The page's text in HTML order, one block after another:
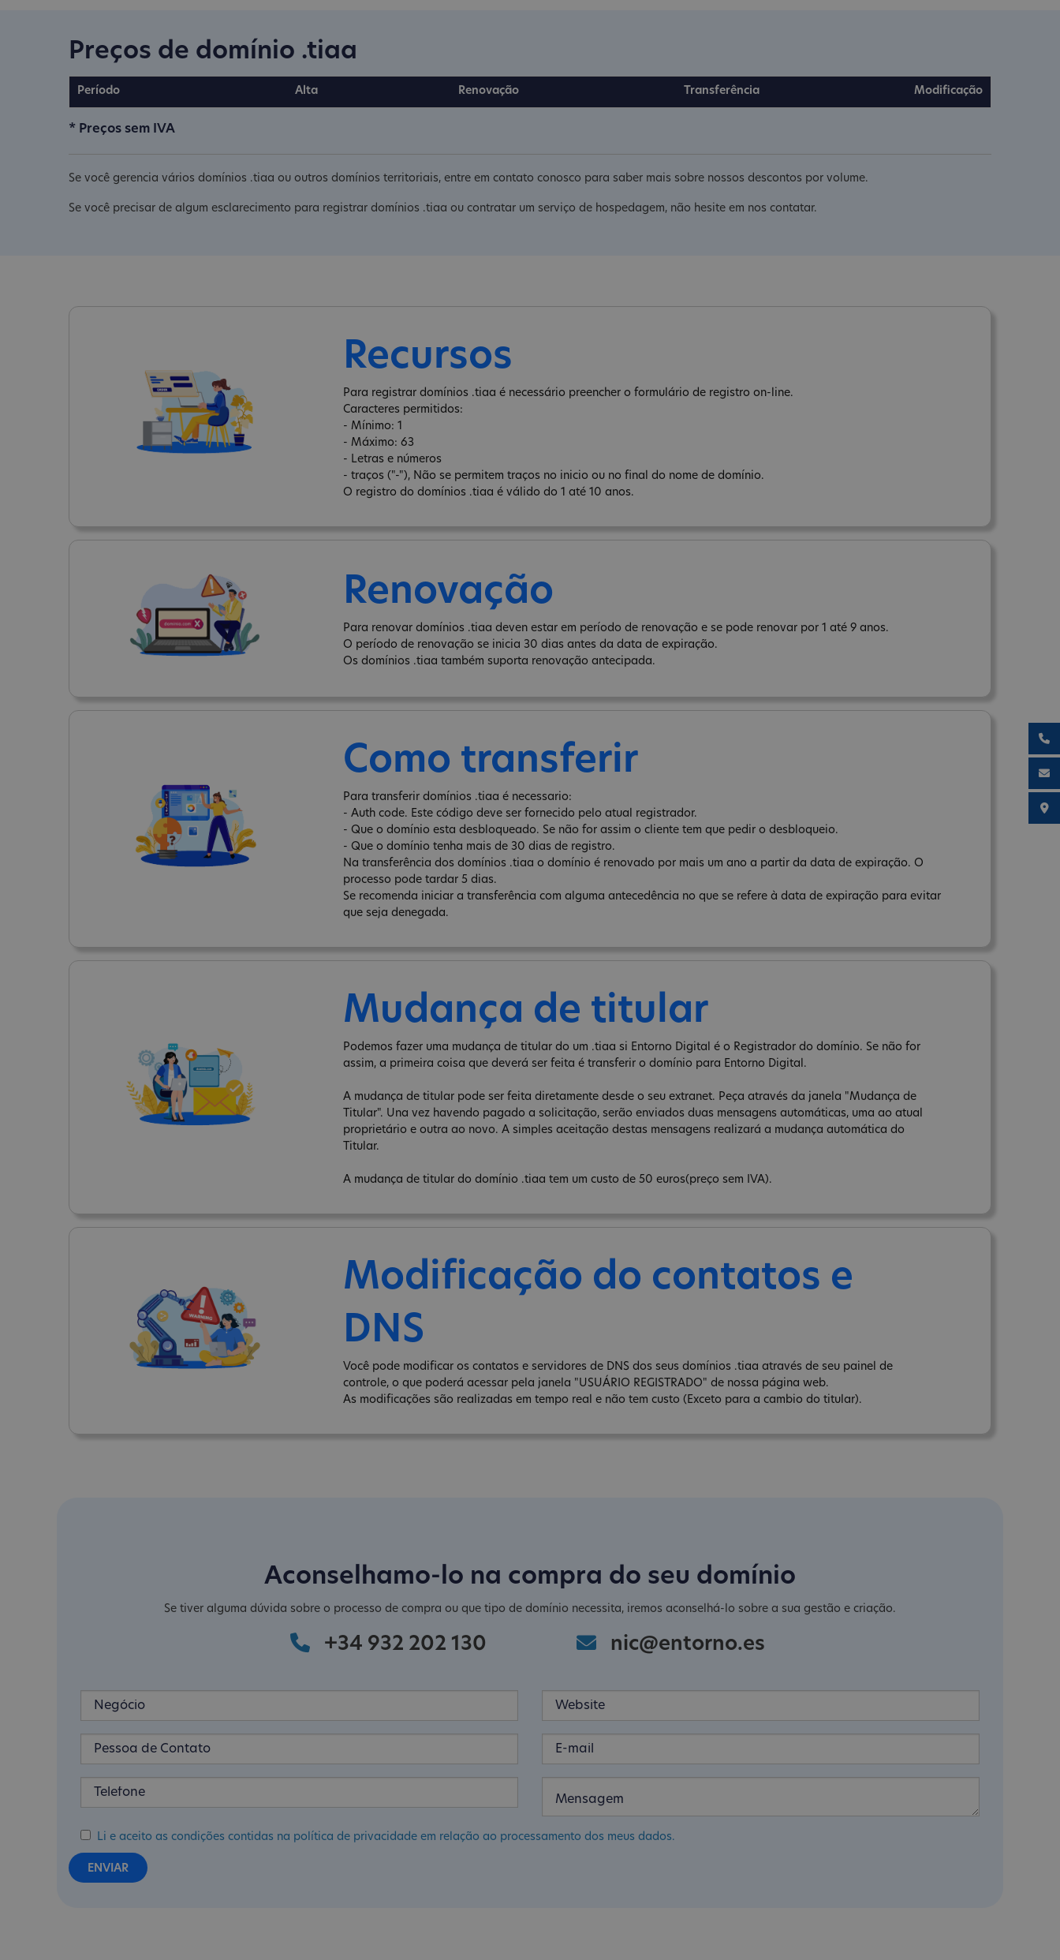
Preços de domínio .tiaa
Período Alta Renovação Transferência Modificação
* Preços sem IVA
Se você gerencia vários domínios .tiaa ou outros domínios territoriais, entre em contato conosco para saber mais sobre nossos descontos por volume.
Se você precisar de algum esclarecimento para registrar domínios .tiaa ou contratar um serviço de hospedagem, não hesite em nos contatar.
Recursos
Para registrar domínios .tiaa é necessário preencher o formulário de registro on-line.
Caracteres permitidos:
- Mínimo: 1
- Máximo: 63
- Letras e números
- traços ("-"), Não se permitem traços no inicio ou no final do nome de domínio.
O registro do domínios .tiaa é válido do 1 até 10 anos.
Renovação
Para renovar domínios .tiaa deven estar em período de renovação e se pode renovar por 1 até 9 anos.
O período de renovação se inicia 30 dias antes da data de expiração.
Os domínios .tiaa também suporta renovação antecipada.
Como transferir
Para transferir domínios .tiaa é necessario:
- Auth code. Este código deve ser fornecido pelo atual registrador.
- Que o domínio esta desbloqueado. Se não for assim o cliente tem que pedir o desbloqueio.
- Que o domínio tenha mais de 30 dias de registro.
Na transferência dos domínios .tiaa o domínio é renovado por mais um ano a partir da data de expiração. O
processo pode tardar 5 dias.
Se recomenda iniciar a transferência com alguma antecedência no que se refere à data de expiração para evitar
que seja denegada.
Mudança de titular
Podemos fazer uma mudança de titular do um .tiaa si Entorno Digital é o Registrador do domínio. Se não for
assim, a primeira coisa que deverá ser feita é transferir o domínio para Entorno Digital.
A mudança de titular pode ser feita diretamente desde o seu extranet. Peça através da janela "Mudança de
Titular". Una vez havendo pagado a solicitação, serão enviados duas mensagens automáticas, uma ao atual
proprietário e outra ao novo. A simples aceitação destas mensagens realizará a mudança automática do
Titular.
A mudança de titular do domínio .tiaa tem um custo de 50 euros(preço sem IVA).
Modificação do contatos e
DNS
Você pode modificar os contatos e servidores de DNS dos seus domínios .tiaa através de seu painel de
controle, o que poderá acessar pela janela "USUÁRIO REGISTRADO" de nossa página web.
As modificações são realizadas em tempo real e não tem custo (Exceto para a cambio do titular).
Aconselhamo-lo na compra do seu domínio
Se tiver alguma dúvida sobre o processo de compra ou que tipo de domínio necessita, iremos aconselhá-lo sobre a sua gestão e criação.
+34 932 202 130 nic@entorno.es
Li e aceito as condições contidas na política de privacidade em relação ao processamento dos meus dados.